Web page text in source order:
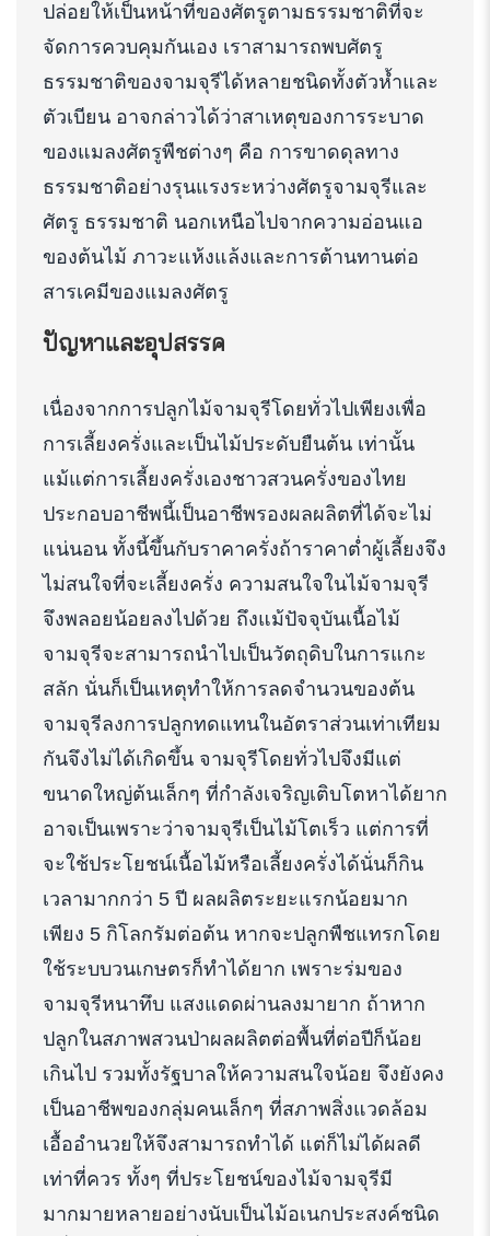
ปล่อยให้เป็นหน้าที่ของศัตรูตามธรรมชาติที่จะ
จัดการควบคุมกันเอง เราสามารถพบศัตรู
ธรรมชาติของจามจุรีได้หลายชนิดทั้งตัวห้ำและ
ตัวเบียน อาจกล่าวได้ว่าสาเหตุของการระบาด
ของแมลงศัตรูพืชต่างๆ คือ การขาดดุลทาง
ธรรมชาติอย่างรุนแรงระหว่างศัตรูจามจุรีและ
ศัตรู ธรรมชาติ นอกเหนือไปจากความอ่อนแอ
ของต้นไม้ ภาวะแห้งแล้งและการต้านทานต่อ
สารเคมีของแมลงศัตรู
ปัญหาและอุปสรรค
เนื่องจากการปลูกไม้จามจุรีโดยทั่วไปเพียงเพื่อ
การเลี้ยงครั่งและเป็นไม้ประดับยืนต้น เท่านั้น
แม้แต่การเลี้ยงครั่งเองชาวสวนครั่งของไทย
ประกอบอาชีพนี้เป็นอาชีพรองผลผลิตที่ได้จะไม่
แน่นอน ทั้งนี้ขึ้นกับราคาครั่งถ้าราคาต่ำผู้เลี้ยงจึง
ไม่สนใจที่จะเลี้ยงครั่ง ความสนใจในไม้จามจุรี
จึงพลอยน้อยลงไปด้วย ถึงแม้ปัจจุบันเนื้อไม้
จามจุรีจะสามารถนำไปเป็นวัตถุดิบในการแกะ
สลัก นั่นก็เป็นเหตุทำให้การลดจำนวนของต้น
จามจุรีลงการปลูกทดแทนในอัตราส่วนเท่าเทียม
กันจึงไม่ได้เกิดขึ้น จามจุรีโดยทั่วไปจึงมีแต่
ขนาดใหญ่ต้นเล็กๆ ที่กำลังเจริญเติบโตหาได้ยาก
อาจเป็นเพราะว่าจามจุรีเป็นไม้โตเร็ว แต่การที่
จะใช้ประโยชน์เนื้อไม้หรือเลี้ยงครั่งได้นั่นก็กิน
เวลามากกว่า 5 ปี ผลผลิตระยะแรกน้อยมาก
เพียง 5 กิโลกรัมต่อต้น หากจะปลูกพืชแทรกโดย
ใช้ระบบวนเกษตรก็ทำได้ยาก เพราะร่มของ
จามจุรีหนาทึบ แสงแดดผ่านลงมายาก ถ้าหาก
ปลูกในสภาพสวนป่าผลผลิตต่อพื้นที่ต่อปีก็น้อย
เกินไป รวมทั้งรัฐบาลให้ความสนใจน้อย จึงยังคง
เป็นอาชีพของกลุ่มคนเล็กๆ ที่สภาพสิ่งแวดล้อม
เอื้ออำนวยให้จึงสามารถทำได้ แต่ก็ไม่ได้ผลดี
เท่าที่ควร ทั้งๆ ที่ประโยชน์ของไม้จามจุรีมี
มากมายหลายอย่างนับเป็นไม้อเนกประสงค์ชนิด